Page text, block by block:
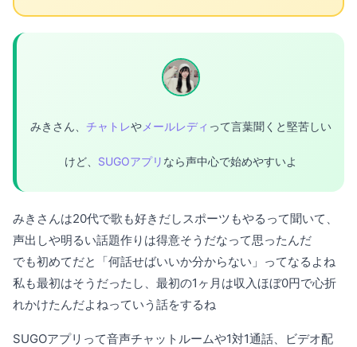
みきさん、 チャトレやメールレディ って言葉聞くと堅苦しい
けど、 SUGOアプリ なら声中心で始めやすいよ
みきさんは20代で歌も好きだしスポーツもやるって聞いて、
声出しや明るい話題作りは得意そうだなって思ったんだ
でも初めてだと「何話せばいいか分からない」ってなるよね
私も最初はそうだったし、最初の1ヶ月は収入ほぼ0円で心折
れかけたんだよねっていう話をするね
SUGOアプリって音声チャットルームや1対1通話、ビデオ配